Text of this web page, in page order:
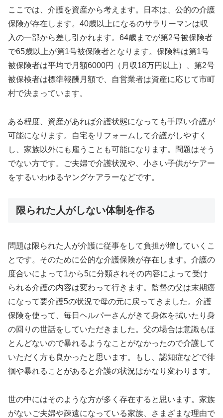
ここでは、介護を資産から考えます。日本は、公的の介護
保険が存在します。40歳以上になるのサラリーマンは収
入の一部から差し引かれます。64歳までが第2号被保険者
で65歳以上が第1号被保険者となります。保険料は第1号
被保険者は平均で月額6000円（月収18万円以上）、第2号
被保検者は標準報酬月額で、自営業者は資産に応じて市町
村で決まっています。
ある程度、資産があれば介護状態になっても手厚い介護が
可能になります。自宅をリフォームして介護がしやすく
し、家族以外にも雇うことも可能になります。問題はそう
でない方です。ご夫婦で介護状況や、小さい子供がケアー
をするいわゆるヤングケアラーなどです。
限られた人がしない体制を作る
問題は限られた人が介護に従事をして負担が増していくこ
とです。そのために公的な介護保険が存在します。介護の
度合いによって1から5に分類されその内容によって受け
られる介護の内容は変わって行きます。監督の父は末期癌
になって要介護5の状況で母の元に戻ってきました。介護
保険を使って、毎日ヘルパーさんがきて身体を拭いたり身
の回りの世話をしていただきました。父の場合は意識もほ
とんどないので暴れるようなことがなかったので介護して
いただく方も良かったと思います。もし、認知症などで徘
徊や暴れることがあると介護の状況はかなり変わります。
世の中にはそのような方が多く存在すると思います。家族
がないご夫婦や疎遠になっている家族、さまざまな理由で